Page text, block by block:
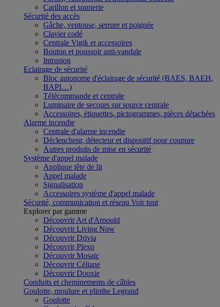
Carillon et sonnerie
Sécurité des accès
Gâche, ventouse, serrure et poignée
Clavier codé
Centrale Vigik et accessoires
Bouton et poussoir anti-vandale
Intrusion
Eclairage de sécurité
Bloc autonome d'éclairage de sécurité (BAES, BAEH,
BAPI…)
Télécommande et centrale
Luminaire de secours sur source centrale
Accessoires, étiquettes, pictogrammes, pièces détachées
Alarme incendie
Centrale d'alarme incendie
Déclencheur, détecteur et dispositif pour coupure
Autres produits de mise en sécurité
Système d'appel malade
Applique tête de lit
Appel malade
Signalisation
Accessoires système d'appel malade
Sécurité, communication et réseau Voir tout
Explorer par gamme
Découvrir Art d'Arnould
Découvrir Living Now
Découvrir Drivia
Découvrir Plexo
Découvrir Mosaic
Découvrir Céliane
Découvrir Dooxie
Conduits et cheminements de câbles
Goulotte, moulure et plinthe Legrand
Goulotte